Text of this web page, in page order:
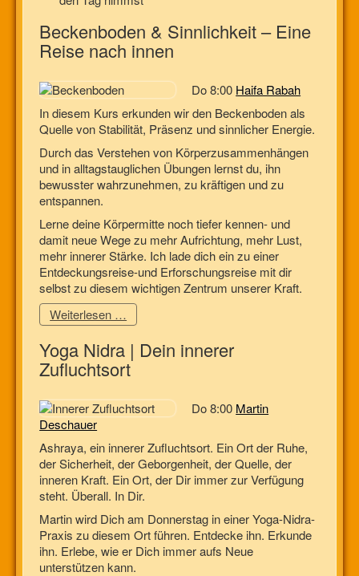
Beckenboden & Sinnlichkeit – Eine
Reise nach innen
Do 8:00 Haifa Rabah
In diesem Kurs erkunden wir den Beckenboden als
Quelle von Stabilität, Präsenz und sinnlicher Energie.
Durch das Verstehen von Körperzusammenhängen
und in alltagstauglichen Übungen lernst du, ihn
bewusster wahrzunehmen, zu kräftigen und zu
entspannen.
Lerne deine Körpermitte noch tiefer kennen- und
damit neue Wege zu mehr Aufrichtung, mehr Lust,
mehr innerer Stärke. Ich lade dich ein zu einer
Entdeckungsreise-und Erforschungsreise mit dir
selbst zu diesem wichtigen Zentrum unserer Kraft.
Weiterlesen …
Yoga Nidra | Dein innerer
Zufluchtsort
Do 8:00 Martin
Deschauer
Ashraya, ein innerer Zufluchtsort. Ein Ort der Ruhe,
der Sicherheit, der Geborgenheit, der Quelle, der
inneren Kraft. Ein Ort, der Dir immer zur Verfügung
steht. Überall. In Dir.
Martin wird Dich am Donnerstag in einer Yoga-Nidra-
Praxis zu diesem Ort führen. Entdecke ihn. Erkunde
ihn. Erlebe, wie er Dich immer aufs Neue
unterstützen kann.